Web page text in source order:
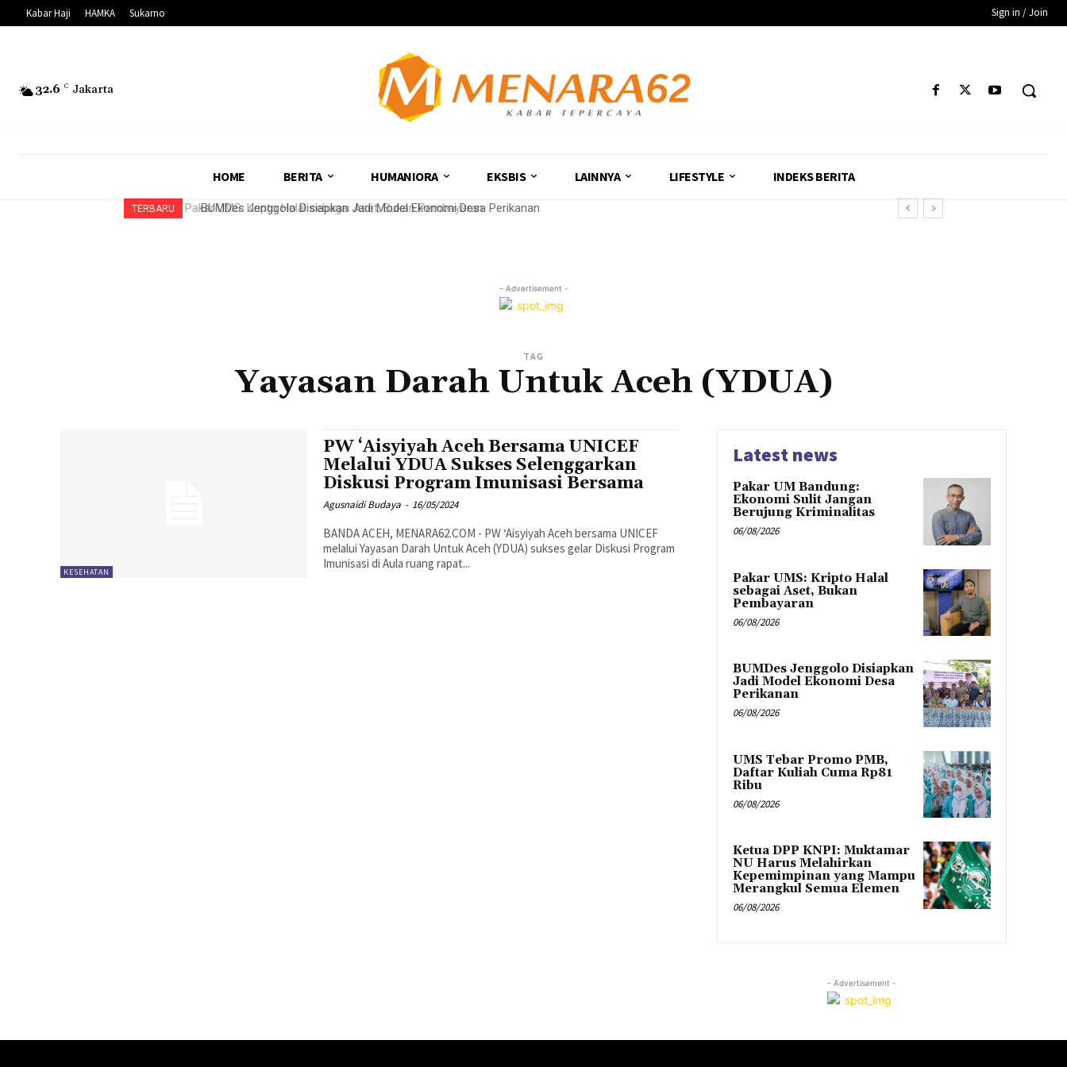
Kabar Haji HAMKA Sukarno Sign in / Join
32.6 C Jakarta
HOME BERITA HUMANIORA EKSBIS LAINNYA LIFESTYLE INDEKS BERITA
TERBARU Pakar UMS: Kripto Halal sebagai Aset, Bukan Pembayaran
BUMDes Jenggolo Disiapkan Jadi Model Ekonomi Desa Perikanan
- Advertisement -
TAG
Yayasan Darah Untuk Aceh (YDUA)
KESEHATAN
PW ‘Aisyiyah Aceh Bersama UNICEF
Melalui YDUA Sukses Selenggarkan
Diskusi Program Imunisasi Bersama
Agusnaidi Budaya - 16/05/2024
BANDA ACEH, MENARA62.COM - PW ‘Aisyiyah Aceh bersama UNICEF
melalui Yayasan Darah Untuk Aceh (YDUA) sukses gelar Diskusi Program
Imunisasi di Aula ruang rapat...
Latest news
Pakar UM Bandung:
Ekonomi Sulit Jangan
Berujung Kriminalitas
06/08/2026
Pakar UMS: Kripto Halal
sebagai Aset, Bukan
Pembayaran
06/08/2026
BUMDes Jenggolo Disiapkan
Jadi Model Ekonomi Desa
Perikanan
06/08/2026
UMS Tebar Promo PMB,
Daftar Kuliah Cuma Rp81
Ribu
06/08/2026
Ketua DPP KNPI: Muktamar
NU Harus Melahirkan
Kepemimpinan yang Mampu
Merangkul Semua Elemen
06/08/2026
- Advertisement -